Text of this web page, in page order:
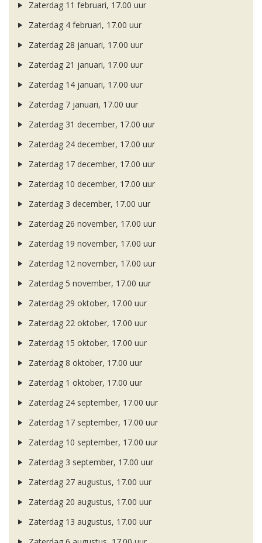
Zaterdag 11 februari, 17.00 uur
Zaterdag 4 februari, 17.00 uur
Zaterdag 28 januari, 17.00 uur
Zaterdag 21 januari, 17.00 uur
Zaterdag 14 januari, 17.00 uur
Zaterdag 7 januari, 17.00 uur
Zaterdag 31 december, 17.00 uur
Zaterdag 24 december, 17.00 uur
Zaterdag 17 december, 17.00 uur
Zaterdag 10 december, 17.00 uur
Zaterdag 3 december, 17.00 uur
Zaterdag 26 november, 17.00 uur
Zaterdag 19 november, 17.00 uur
Zaterdag 12 november, 17.00 uur
Zaterdag 5 november, 17.00 uur
Zaterdag 29 oktober, 17.00 uur
Zaterdag 22 oktober, 17.00 uur
Zaterdag 15 oktober, 17.00 uur
Zaterdag 8 oktober, 17.00 uur
Zaterdag 1 oktober, 17.00 uur
Zaterdag 24 september, 17.00 uur
Zaterdag 17 september, 17.00 uur
Zaterdag 10 september, 17.00 uur
Zaterdag 3 september, 17.00 uur
Zaterdag 27 augustus, 17.00 uur
Zaterdag 20 augustus, 17.00 uur
Zaterdag 13 augustus, 17.00 uur